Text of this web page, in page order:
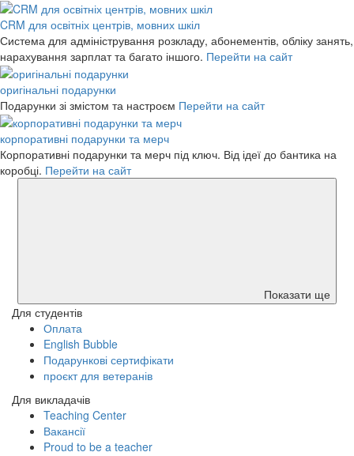
CRM для освітніх центрів, мовних шкіл
Система для адміністрування розкладу, абонементів, обліку занять,
нарахування зарплат та багато іншого. Перейти на сайт
оригінальні подарунки
Подарунки зі змістом та настроєм Перейти на сайт
корпоративні подарунки та мерч
Корпоративні подарунки та мерч під ключ. Від ідеї до бантика на
коробці. Перейти на сайт
Показати ще
Для студентів
Оплата
English Bubble
Подарункові сертифікати
проєкт для ветеранів
Для викладачів
Teaching Center
Вакансії
Proud to be a teacher